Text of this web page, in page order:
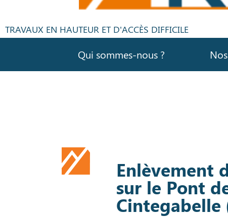
TRAVAUX EN HAUTEUR ET D'ACCÈS DIFFICILE
Qui sommes-nous ?
Enlèvement
sur le Pont
Cintegabelle